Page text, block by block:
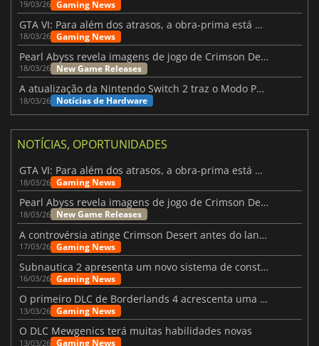
19/03/26 Gaming News
GTA VI: Para além dos atrasos, a obra-prima está quase a chegar
18/03/26 Gaming News
Pearl Abyss revela imagens de jogo de Crimson Desert para a PS5
18/03/26 New Game Releases
A atualização da Nintendo Switch 2 traz o Modo Portátil aos jogos mais antigos da Switch
18/03/26 Notícias de Hardware
NOTÍCIAS, OPORTUNIDADES
GTA VI: Para além dos atrasos, a obra-prima está quase a chegar
18/03/26 Gaming News
Pearl Abyss revela imagens de jogo de Crimson Desert para a PS5
18/03/26 New Game Releases
A controvérsia atinge Crimson Desert antes do lançamento
17/03/26 Gaming News
Subnautica 2 apresenta um novo sistema de construção de bases
16/03/26 Gaming News
O primeiro DLC de Borderlands 4 acrescenta uma nova personagem e muito mais
13/03/26 Gaming News
O DLC Mewgenics terá muitas habilidades novas
13/03/26 Gaming News